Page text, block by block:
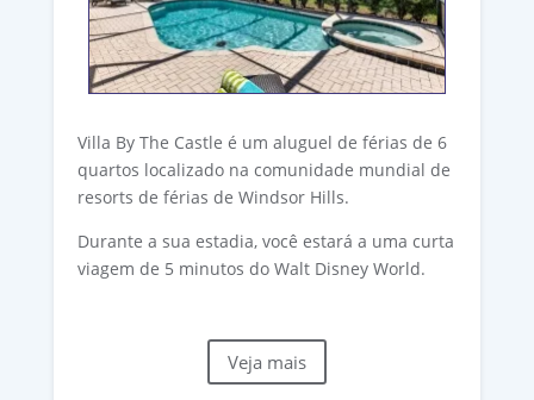
Villa By The Castle é um aluguel de férias de 6
quartos localizado na comunidade mundial de
resorts de férias de Windsor Hills.
Durante a sua estadia, você estará a uma curta
viagem de 5 minutos do Walt Disney World.
Veja mais